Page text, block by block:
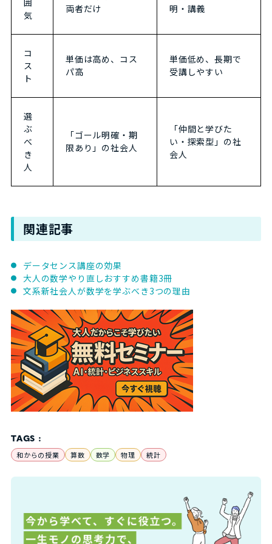
気
両者だけ
明・講義
コ
ス
ト
単価は高め、コス
パ高
単価低め、長期で
受講しやすい
選
ぶ
べ
き
人
「ゴール明確・期
限あり」の社会人
「仲間と学びた
い・探索型」の社
会人
関連記事
データセンス講座の効果
大人の数学やり直しおすすめ書籍3冊
文系新社会人が数学を学ぶべき3つの理由
TAGS :
和からの授業 算数 数学 物理 統計